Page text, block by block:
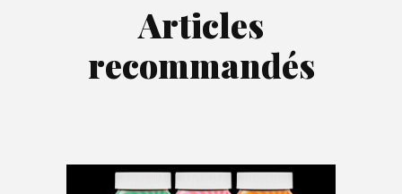
Articles
recommandés